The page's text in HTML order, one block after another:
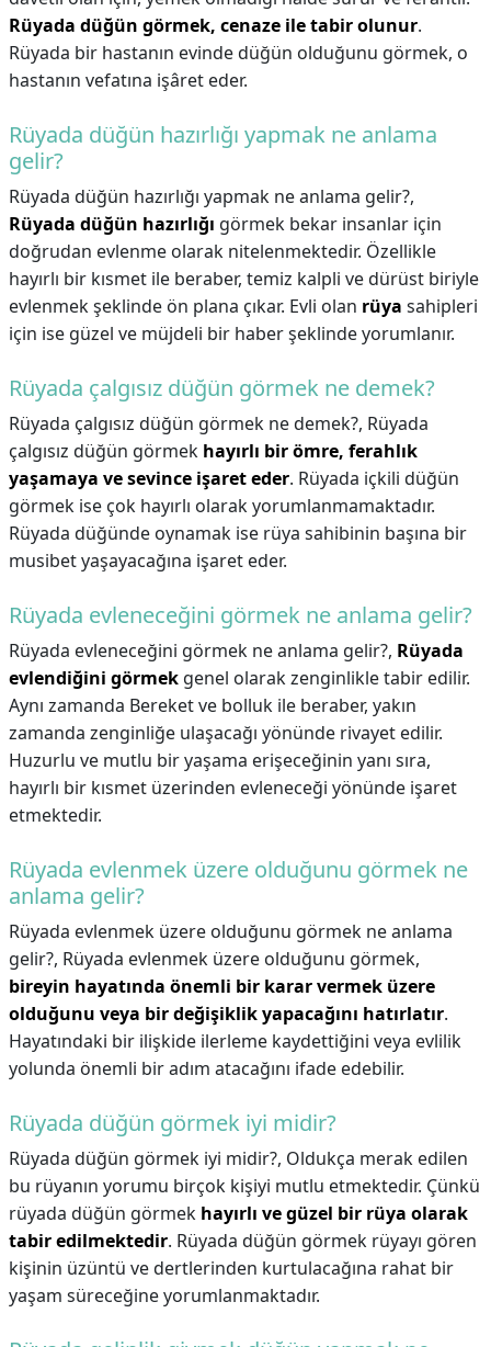
Rüyada düğün görmek, cenaze ile tabir olunur.
Rüyada bir hastanın evinde düğün olduğunu görmek, o
hastanın vefatına işâret eder.
Rüyada düğün hazırlığı yapmak ne anlama
gelir?
Rüyada düğün hazırlığı yapmak ne anlama gelir?,
Rüyada düğün hazırlığı görmek bekar insanlar için
doğrudan evlenme olarak nitelenmektedir. Özellikle
hayırlı bir kısmet ile beraber, temiz kalpli ve dürüst biriyle
evlenmek şeklinde ön plana çıkar. Evli olan rüya sahipleri
için ise güzel ve müjdeli bir haber şeklinde yorumlanır.
Rüyada çalgısız düğün görmek ne demek?
Rüyada çalgısız düğün görmek ne demek?, Rüyada
çalgısız düğün görmek hayırlı bir ömre, ferahlık
yaşamaya ve sevince işaret eder. Rüyada içkili düğün
görmek ise çok hayırlı olarak yorumlanmamaktadır.
Rüyada düğünde oynamak ise rüya sahibinin başına bir
musibet yaşayacağına işaret eder.
Rüyada evleneceğini görmek ne anlama gelir?
Rüyada evleneceğini görmek ne anlama gelir?, Rüyada
evlendiğini görmek genel olarak zenginlikle tabir edilir.
Aynı zamanda Bereket ve bolluk ile beraber, yakın
zamanda zenginliğe ulaşacağı yönünde rivayet edilir.
Huzurlu ve mutlu bir yaşama erişeceğinin yanı sıra,
hayırlı bir kısmet üzerinden evleneceği yönünde işaret
etmektedir.
Rüyada evlenmek üzere olduğunu görmek ne
anlama gelir?
Rüyada evlenmek üzere olduğunu görmek ne anlama
gelir?, Rüyada evlenmek üzere olduğunu görmek,
bireyin hayatında önemli bir karar vermek üzere
olduğunu veya bir değişiklik yapacağını hatırlatır.
Hayatındaki bir ilişkide ilerleme kaydettiğini veya evlilik
yolunda önemli bir adım atacağını ifade edebilir.
Rüyada düğün görmek iyi midir?
Rüyada düğün görmek iyi midir?, Oldukça merak edilen
bu rüyanın yorumu birçok kişiyi mutlu etmektedir. Çünkü
rüyada düğün görmek hayırlı ve güzel bir rüya olarak
tabir edilmektedir. Rüyada düğün görmek rüyayı gören
kişinin üzüntü ve dertlerinden kurtulacağına rahat bir
yaşam süreceğine yorumlanmaktadır.